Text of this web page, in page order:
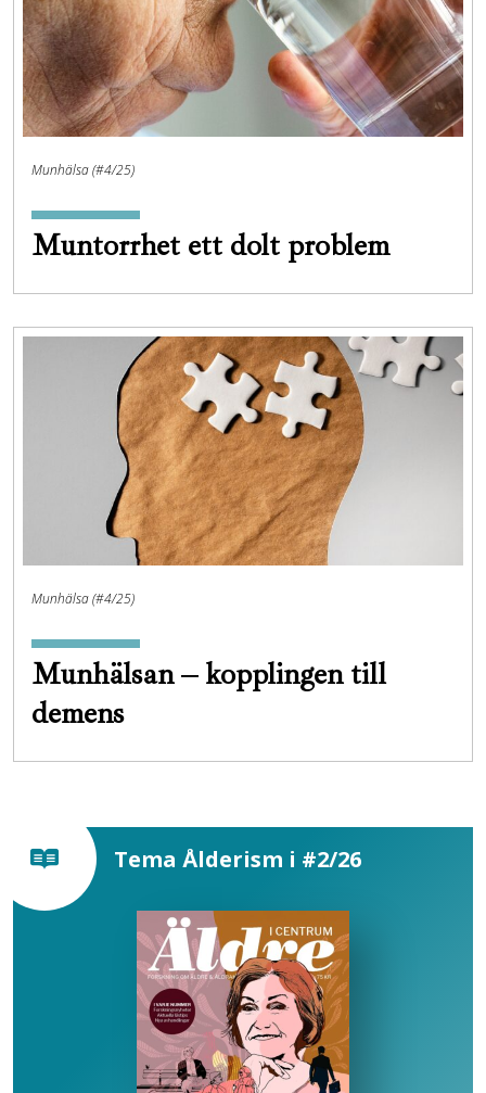
Munhälsa (#4/25)
Muntorrhet ett dolt problem
Munhälsa (#4/25)
Munhälsan – kopplingen till
demens
Tema Ålderism i #2/26